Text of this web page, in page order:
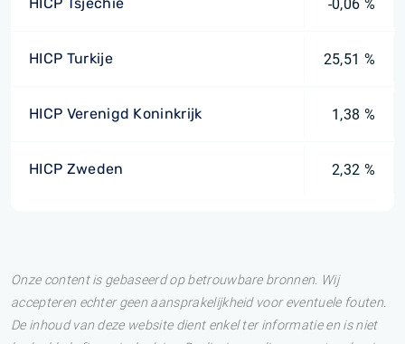
-0,06 %
HICP Turkije 25,51 %
HICP Verenigd Koninkrijk 1,38 %
HICP Zweden 2,32 %
Onze content is gebaseerd op betrouwbare bronnen. Wij
accepteren echter geen aansprakelijkheid voor eventuele fouten.
De inhoud van deze website dient enkel ter informatie en is niet